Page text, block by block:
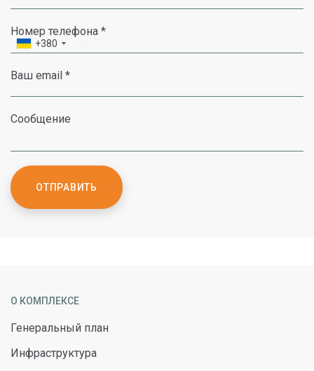
+380
Номер телефона *
Ваш email *
Сообщение
ОТПРАВИТЬ
О КОМПЛЕКСЕ
Генеральный план
Инфраструктура